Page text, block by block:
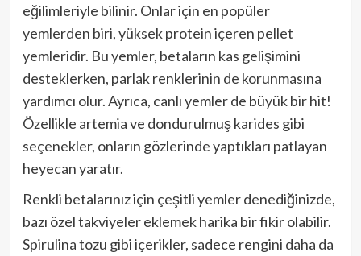
eğilimleriyle bilinir. Onlar için en popüler
yemlerden biri, yüksek protein içeren pellet
yemleridir. Bu yemler, betaların kas gelişimini
desteklerken, parlak renklerinin de korunmasına
yardımcı olur. Ayrıca, canlı yemler de büyük bir hit!
Özellikle artemia ve dondurulmuş karides gibi
seçenekler, onların gözlerinde yaptıkları patlayan
heyecan yaratır.
Renkli betalarınız için çeşitli yemler denediğinizde,
bazı özel takviyeler eklemek harika bir fikir olabilir.
Spirulina tozu gibi içerikler, sadece rengini daha da